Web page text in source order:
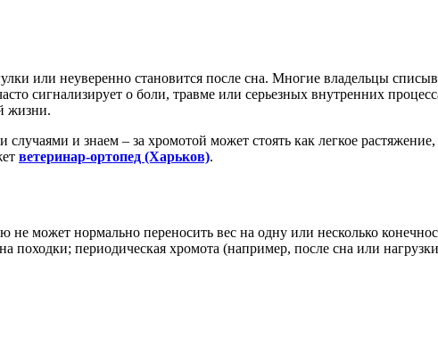
или неуверенно становится после сна. Многие владельцы
сигнализирует о боли, травме или серьезных внутренних
жизни.
и знаем – за хромотой может стоять как легкое
ветеринар-ортопед (Харьков).
может нормально переносить вес на одну или несколько
походки; периодическая хромота (например, после сна или